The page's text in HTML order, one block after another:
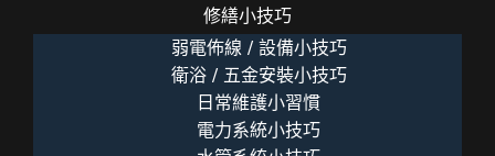
修繕小技巧
弱電佈線 / 設備小技巧
衛浴 / 五金安裝小技巧
日常維護小習慣
電力系統小技巧